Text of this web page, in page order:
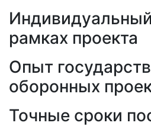
рамках проекта
Опыт
оборонных
Точные сроки